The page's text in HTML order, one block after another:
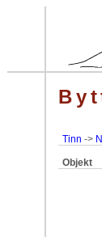
Tinn ->
Objekt